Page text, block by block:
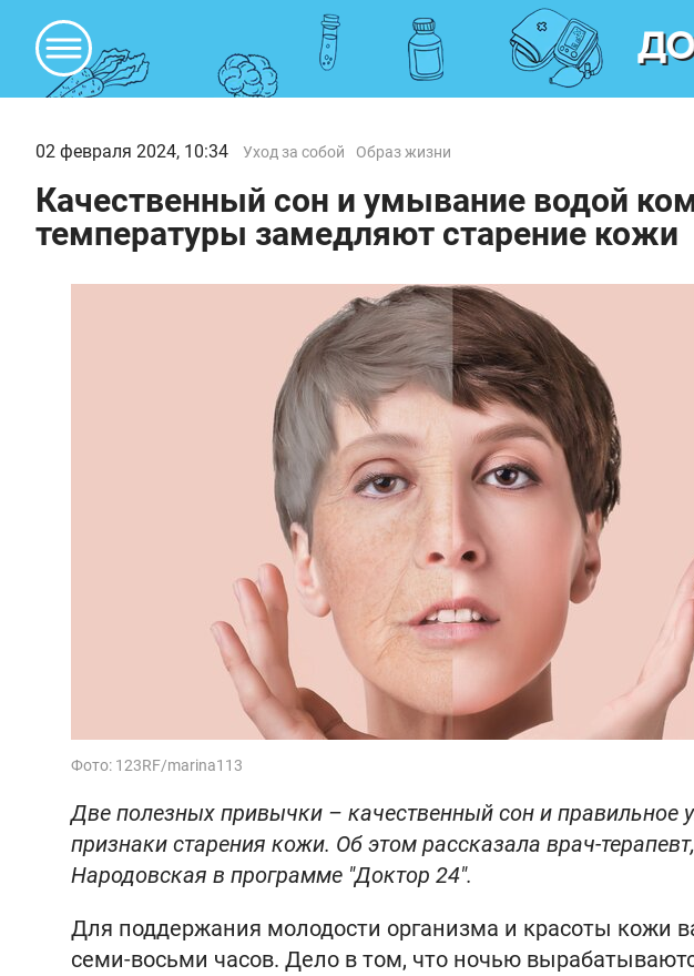
02 февраля 2024, 10:34 Уход за собой Образ жизни
Качественный сон и умывание водой
температуры замедляют старение кожи
Фото: 123RF/marina113
Две полезных привычки – качественный сон и
признаки старения кожи. Об этом рассказала врач-
Народовская в программе "Доктор 24".
Для поддержания молодости организма и красоты кожи
семи-восьми часов. Дело в том, что ночью